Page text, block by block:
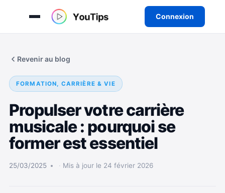
Connexion
Revenir au blog
FORMATION, CARRIÈRE & VIE
Propulser votre carrière
musicale : pourquoi se
former est essentiel
25/03/2025 Mis à jour le 24 février 2026